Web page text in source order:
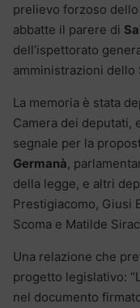
prelievo forzoso
abbatte il parere di
dell’ispettorato
amministrazioni dello
La memoria è stata
Camera dei deputati,
segnale per la
Germanà,
della legge, e altri
Prestigiacomo, Giusi
Scoma e Matilde
Una relazione che
progetto legislativo:
nel documento